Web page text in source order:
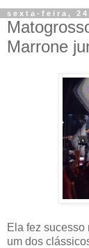
sexta-feira,
Marrone
Ela fez sucesso
um dos